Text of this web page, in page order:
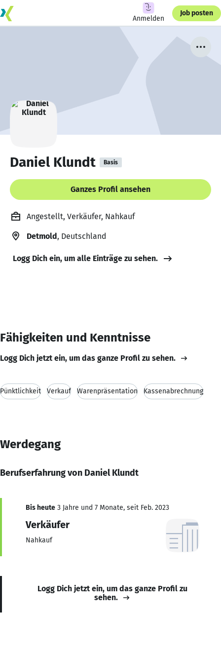
Anmelden
Job posten
Daniel Klundt Basis
Ganzes Profil ansehen
Angestellt, Verkäufer, Nahkauf
Detmold, Deutschland
Logg Dich ein, um alle Einträge zu sehen.
Fähigkeiten und Kenntnisse
Logg Dich jetzt ein, um das ganze Profil zu sehen.
Pünktlichkeit Verkauf Warenpräsentation Kassenabrechnung
Werdegang
Berufserfahrung von Daniel Klundt
Bis heute 3 Jahre und 7 Monate, seit Feb. 2023
Verkäufer
Nahkauf
Logg Dich jetzt ein, um das ganze Profil zu
sehen.